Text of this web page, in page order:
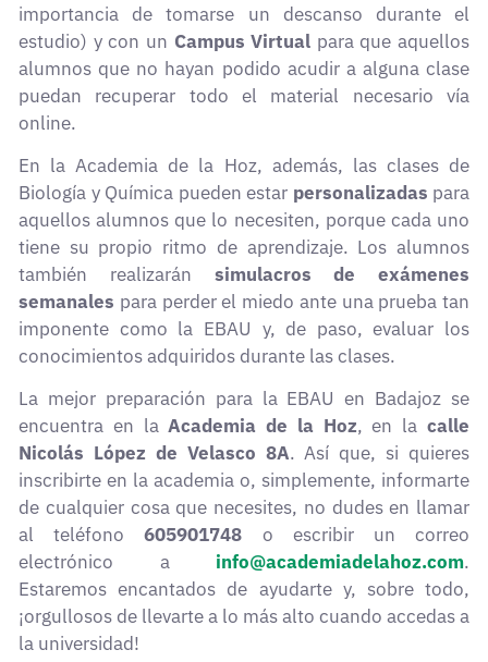
importancia de tomarse un descanso durante el
estudio) y con un Campus Virtual para que aquellos
alumnos que no hayan podido acudir a alguna clase
puedan recuperar todo el material necesario vía
online.
En la Academia de la Hoz, además, las clases de
Biología y Química pueden estar personalizadas para
aquellos alumnos que lo necesiten, porque cada uno
tiene su propio ritmo de aprendizaje. Los alumnos
también realizarán simulacros de exámenes
semanales para perder el miedo ante una prueba tan
imponente como la EBAU y, de paso, evaluar los
conocimientos adquiridos durante las clases.
La mejor preparación para la EBAU en Badajoz se
encuentra en laAcademia de la Hoz, en lacalle
Nicolás López de Velasco 8A. Así que, si quieres
inscribirte en la academia o, simplemente, informarte
de cualquier cosa que necesites, no dudes en llamar
al teléfono605901748 o escribir un correo
electrónico a info@academiadelahoz.com.
Estaremos encantados de ayudarte y, sobre todo,
¡orgullosos de llevarte a lo más alto cuando accedas a
la universidad!